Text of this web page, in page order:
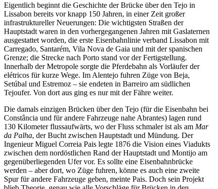
Eigentlich beginnt die Geschichte der Brücke über den Tejo in
Lissabon bereits vor knapp 150 Jahren, in einer Zeit großer
infrastruktureller Neuerungen: Die wichtigsten Straßen der
Hauptstadt waren in den vorhergegangenen Jahren mit Gaslaternen
ausgestattet worden, die erste Eisenbahnlinie verband Lissabon mit
Carregado, Santarém, Vila Nova de Gaia und mit der spanischen
Grenze; die Strecke nach Porto stand vor der Fertigstellung.
Innerhalb der Metropole sorgte die Pferdebahn als Vorläufer der
elétricos für kurze Wege. Im Alentejo fuhren Züge von Beja,
Setúbal und Estremoz – sie endeten in Barreiro am südlichen
Tejoufer. Von dort aus ging es nur mit der Fähre weiter.
Die damals einzigen Brücken über den Tejo (für die Eisenbahn bei
Constância und für andere Fahrzeuge nahe Abrantes) lagen rund
130 Kilometer flussaufwärts, wo der Fluss schmaler ist als am Mar
da Palha, der Bucht zwischen Hauptstadt und Mündung. Der
Ingenieur Miguel Correia Pais legte 1876 die Vision eines Viadukts
zwischen dem nordöstlichen Rand der Hauptstadt und Montijo am
gegenüberliegenden Ufer vor. Es sollte eine Eisenbahnbrücke
werden – aber dort, wo Züge fuhren, könne es auch eine zweite
Spur für andere Fahrzeuge geben, meinte Pais. Doch sein Projekt